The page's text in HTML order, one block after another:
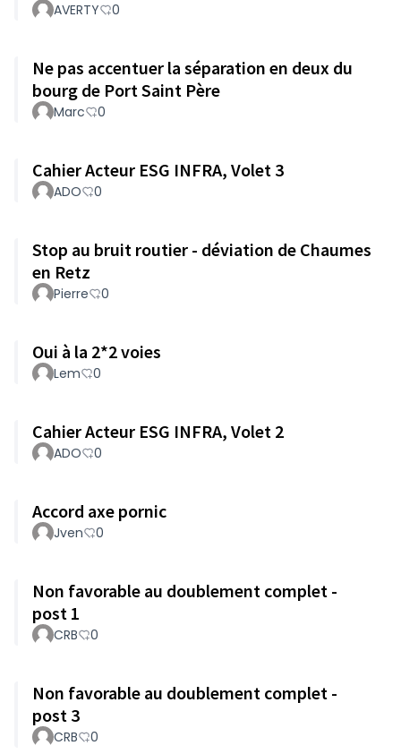
AVERTY 0
Ne pas accentuer la séparation en deux du
bourg de Port Saint Père
Marc 0
Cahier Acteur ESG INFRA, Volet 3
ADO 0
Stop au bruit routier - déviation de Chaumes
en Retz
Pierre 0
Oui à la 2*2 voies
Lem 0
Cahier Acteur ESG INFRA, Volet 2
ADO 0
Accord axe pornic
Jven 0
Non favorable au doublement complet -
post 1
CRB 0
Non favorable au doublement complet -
post 3
CRB 0